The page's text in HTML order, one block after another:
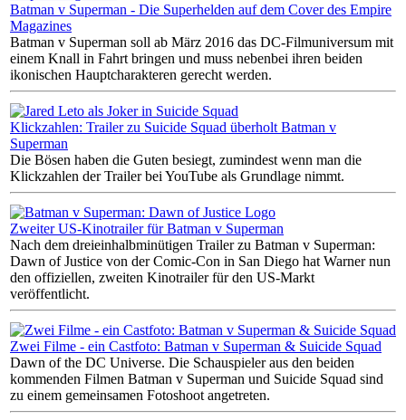
Batman v Superman - Die Superhelden auf dem Cover des Empire
Magazines
Batman v Superman soll ab März 2016 das DC-Filmuniversum mit
einem Knall in Fahrt bringen und muss nebenbei ihren beiden
ikonischen Hauptcharakteren gerecht werden.
Klickzahlen: Trailer zu Suicide Squad überholt Batman v
Superman
Die Bösen haben die Guten besiegt, zumindest wenn man die
Klickzahlen der Trailer bei YouTube als Grundlage nimmt.
Zweiter US-Kinotrailer für Batman v Superman
Nach dem dreieinhalbminütigen Trailer zu Batman v Superman:
Dawn of Justice von der Comic-Con in San Diego hat Warner nun
den offiziellen, zweiten Kinotrailer für den US-Markt
veröffentlicht.
Zwei Filme - ein Castfoto: Batman v Superman & Suicide Squad
Dawn of the DC Universe. Die Schauspieler aus den beiden
kommenden Filmen Batman v Superman und Suicide Squad sind
zu einem gemeinsamen Fotoshoot angetreten.